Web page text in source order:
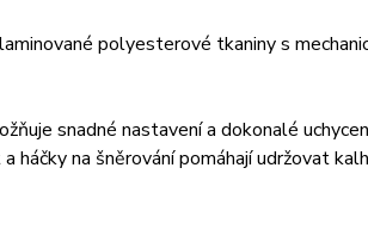
polyesterové tkaniny s
snadné nastavení a dokonalé
háčky na šněrování pomáhají udržovat